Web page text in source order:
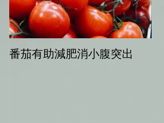
番茄有助減肥消小腹突出